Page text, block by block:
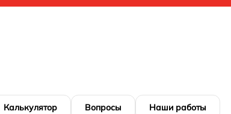
Калькулятор Вопросы Наши работы